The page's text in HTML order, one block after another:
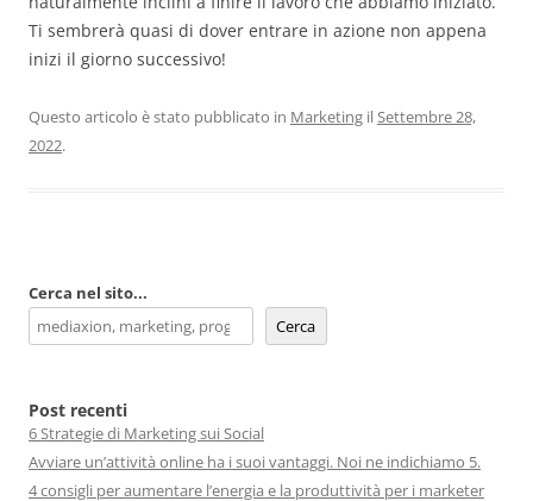
Ti sembrerà quasi di dover entrare in azione non appena
inizi il giorno successivo!
Questo articolo è stato pubblicato in Marketing ilSettembre 28,
2022.
Cerca nel sito...
Cerca
Post recenti
6 Strategie di Marketing sui Social
Avviare un’attività online ha i suoi vantaggi. Noi ne indichiamo 5.
4 consigli per aumentare l’energia e la produttività per i marketer